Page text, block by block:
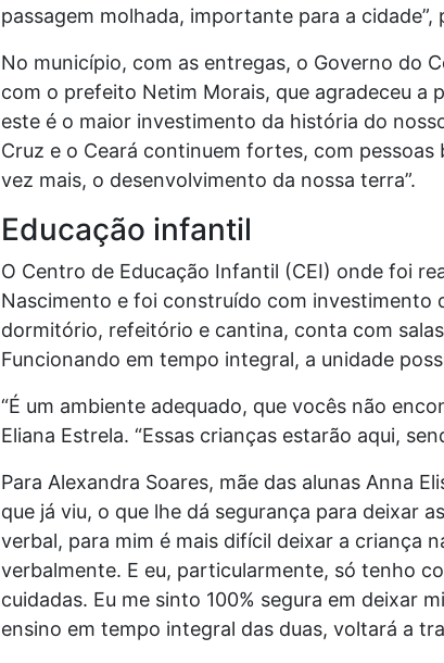
passagem molhada, importante para a
No município, com as entregas, o Governo do
com o prefeito Netim Morais, que agradeceu a
este é o maior investimento da história do
Cruz e o Ceará continuem fortes, com
vez mais, o desenvolvimento da nossa terra”.
Educação infantil
O Centro de Educação Infantil (CEI) onde foi
Nascimento e foi construído com investimento
dormitório, refeitório e cantina, conta com
Funcionando em tempo integral, a unidade
“É um ambiente adequado, que vocês não
Eliana Estrela. “Essas crianças estarão aqui,
Para Alexandra Soares, mãe das alunas Anna
que já viu, o que lhe dá segurança para deixar
verbal, para mim é mais difícil deixar a criança
verbalmente. E eu, particularmente, só tenho
cuidadas. Eu me sinto 100% segura em deixar
ensino em tempo integral das duas, voltará a